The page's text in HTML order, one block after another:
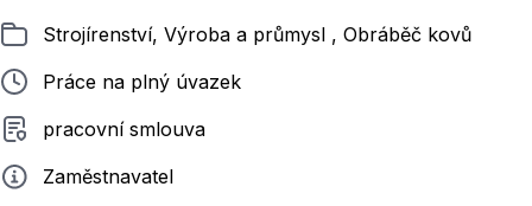
ZařazenoStrojírenství, Výroba a průmysl , Obráběč kovů
Typ pracovního poměru
Práce na plný úvazek
Typ smluvního vztahu
pracovní smlouva
ZadavatelZaměstnavatel